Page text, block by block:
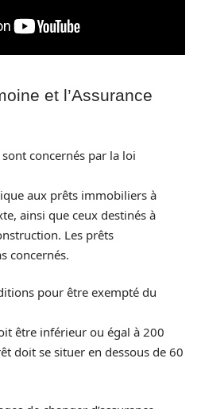
et l’Assurance
concernés par la loi
aux prêts immobiliers à
ainsi que ceux destinés à
Les prêts
concernés.
pour être exempté du
être inférieur ou égal à 200
doit se situer en dessous de 60